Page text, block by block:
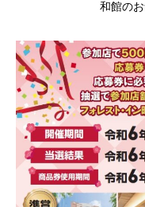
和館の